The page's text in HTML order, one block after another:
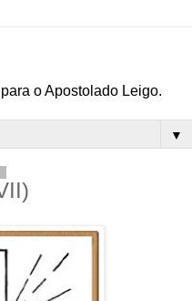
o Apostolado Leigo.
▼